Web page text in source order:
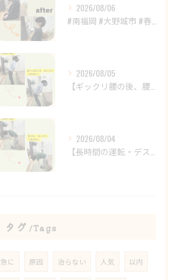
2026/08/06
2026/08/05
2026/08/04
タグ Tags
急に 原因 治らない 人気 以内